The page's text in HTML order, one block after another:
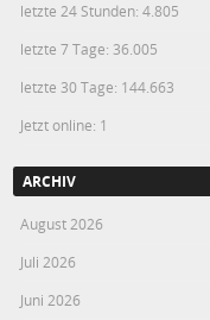
letzte 24 Stunden:4.805
letzte 7 Tage: 36.005
letzte 30 Tage: 144.663
Jetzt online: 1
ARCHIV
August 2026
Juli 2026
Juni 2026